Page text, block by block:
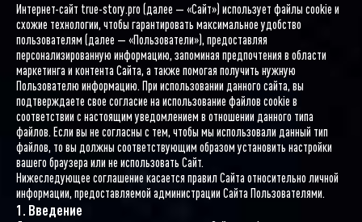
Интернет-сайт true-story.pro (далее — «Сайт») использует файлы cookie и
схожие технологии, чтобы гарантировать максимальное удобство
пользователям (далее — «Пользователи»), предоставляя
персонализированную информацию, запоминая предпочтения в области
маркетинга и контента Сайта, а также помогая получить нужную
Пользователю информацию. При использовании данного сайта, вы
подтверждаете свое согласие на использование файлов cookie в
соответствии с настоящим уведомлением в отношении данного типа
файлов. Если вы не согласны с тем, чтобы мы использовали данный тип
файлов, то вы должны соответствующим образом установить настройки
вашего браузера или не использовать Сайт.
Нижеследующее соглашение касается правил Сайта относительно личной
информации, предоставляемой администрации Сайта Пользователями.
1. Введение